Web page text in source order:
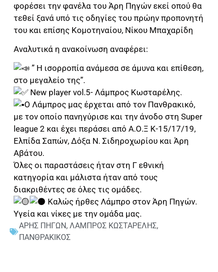
φορέσει την φανέλα του Άρη Πηγών εκεί οπού θα
τεθεί ξανά υπό τις οδηγίες του πρώην προπονητή
του και επίσης Κομοτηναίου, Νίκου Μπαχαρίδη
Αναλυτικά η ανακοίνωση αναφέρει:
” Η ισορροπία ανάμεσα σε άμυνα και επίθεση,
στο μεγαλείο της”.
New player vol.5- Λάμπρος Κωσταρέλης.
Ο Λάμπρος μας έρχεται από τον Πανθρακικό,
με τον οποίο πανηγύρισε και την άνοδο στη Super
league 2 και έχει περάσει από Α.Ο.Ξ Κ-15/17/19,
Ελπίδα Σαπών, Δόξα Ν. Σιδηροχωρίου και Άρη
Αβάτου.
Όλες οι παραστάσεις ήταν στη Γ εθνική
κατηγορία και μάλιστα ήταν από τους
διακριθέντες σε όλες τις ομάδες.
Καλώς ήρθες Λάμπρο στον Άρη Πηγών.
Υγεία και νίκες με την ομάδα μας.
ΑΡΗΣ ΠΗΓΩΝ, ΛΑΜΠΡΟΣ ΚΩΣΤΑΡΕΛΗΣ,
ΠΑΝΘΡΑΚΙΚΟΣ